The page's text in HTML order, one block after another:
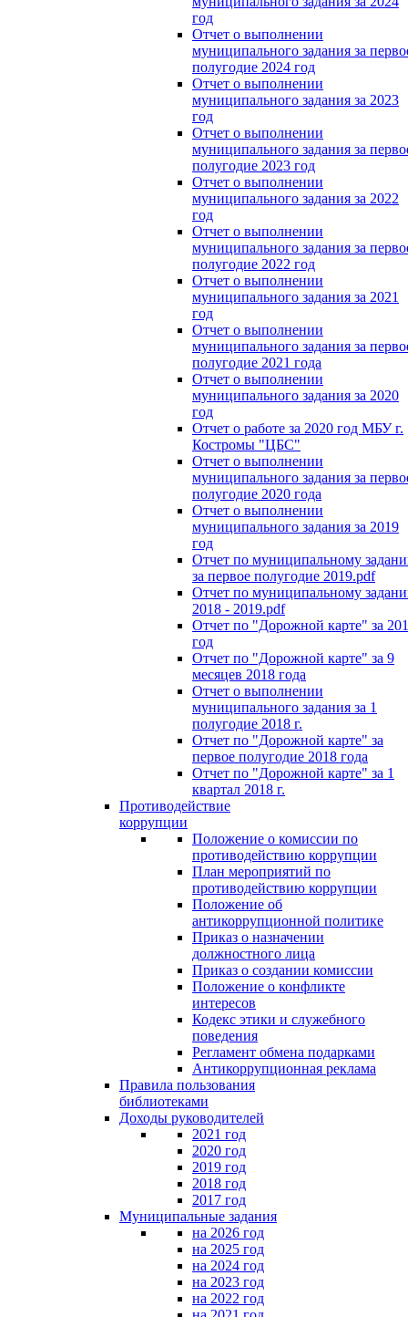
год
Отчет о выполнении
муниципального задания за
полугодие 2024 год
Отчет о выполнении
муниципального задания за 2023
год
Отчет о выполнении
муниципального задания за
полугодие 2023 год
Отчет о выполнении
муниципального задания за 2022
год
Отчет о выполнении
муниципального задания за
полугодие 2022 год
Отчет о выполнении
муниципального задания за 2021
год
Отчет о выполнении
муниципального задания за
полугодие 2021 года
Отчет о выполнении
муниципального задания за 2020
год
Отчет о работе за 2020 год МБУ г.
Костромы "ЦБС"
Отчет о выполнении
муниципального задания за
полугодие 2020 года
Отчет о выполнении
муниципального задания за 2019
год
Отчет по муниципальному
за первое полугодие 2019.pdf
Отчет по муниципальному
2018 - 2019.pdf
Отчет по "Дорожной карте" за
год
Отчет по "Дорожной карте" за 9
месяцев 2018 года
Отчет о выполнении
муниципального задания за 1
полугодие 2018 г.
Отчет по "Дорожной карте" за
первое полугодие 2018 года
Отчет по "Дорожной карте" за 1
квартал 2018 г.
Противодействие
коррупции
Положение о комиссии по
противодействию коррупции
План мероприятий по
противодействию коррупции
Положение об
антикоррупционной политике
Приказ о назначении
должностного лица
Приказ о создании комиссии
Положение о конфликте
интересов
Кодекс этики и служебного
поведения
Регламент обмена подарками
Антикоррупционная реклама
Правила пользования
библиотеками
Доходы руководителей
2021 год
2020 год
2019 год
2018 год
2017 год
Муниципальные задания
на 2026 год
на 2025 год
на 2024 год
на 2023 год
на 2022 год